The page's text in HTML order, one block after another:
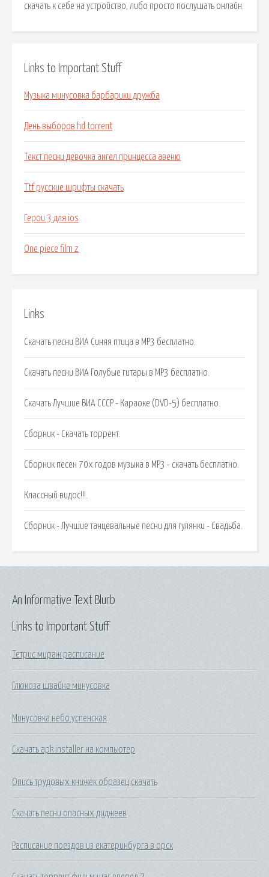
скачать к себе на устройство, либо просто послушать онлайн.
Links to Important Stuff
Музыка минусовка барбарики дружба
День выборов hd torrent
Текст песни девочка ангел принцесса авеню
Ttf русские шрифты скачать
Герои 3 для ios
One piece film z
Links
Скачать песни ВИА Синяя птица в MP3 бесплатно.
Скачать песни ВИА Голубые гитары в MP3 бесплатно.
Скачать Лучшие ВИА СССР - Караоке (DVD-5) бесплатно.
Сборник - Скачать торрент.
Сборник песен 70х годов музыка в MP3 - скачать бесплатно.
Классный видос!!!.
Сборник - Лучшие танцевальные песни для гулянки - Свадьба.
Links to Important Stuff
Тетрис мираж расписание
Глюкоза швайне минусовка
Минусовка небо успенская
Скачать apk installer на компьютер
Опись трудовых книжек образец скачать
Скачать песни опасных диджеев
Расписание поездов из екатеринбурга в орск
An Informative Text Blurb